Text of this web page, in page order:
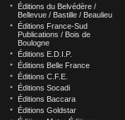
Éditions du Belvédère /
Bellevue / Bastille / Beaulieu
Éditions France-Sud
Publications / Bois de
Boulogne
Éditions E.D.I.P.
Éditions Belle France
Éditions C.F.E.
Éditions Socadi
Éditions Baccara
Éditions Goldstar